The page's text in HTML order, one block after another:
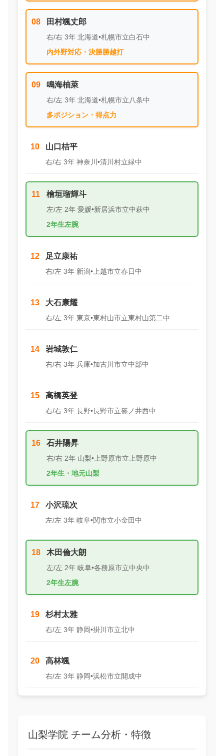
08 田村颯丈郎
右/右 3年 北海道•札幌市立白石中
内外野対応・決勝勝越打
09 鳴海柚萊
右/左 3年 北海道•札幌市立八条中
多ポジション・得点力
10 山口桔平
右/右 3年 神奈川•清川村立緑中
11 檜垣瑠輝斗
左/左 2年 愛媛•新居浜市立中萩中
2年生左腕
12 足立康祐
右/左 3年 新潟•上越市立春日中
13 大石康耀
右/左 3年 東京•東村山市立東村山第二中
14 岩城敦仁
右/右 3年 兵庫•加古川市立中部中
15 髙橋英登
右/右 3年 長野•長野市立篠ノ井西中
16 石井陽昇
右/右 2年 山梨•上野原市立上野原中
2年生・地元山梨
17 小沢琉次
左/左 3年 岐阜•関市立小金田中
18 木田倫大朗
左/左 2年 岐阜•各務原市立中央中
2年生左腕
19 杉村太雅
右/左 3年 静岡•掛川市立北中
20 高林颯
右/左 3年 静岡•浜松市立開成中
山梨学院 チーム分析・特徴